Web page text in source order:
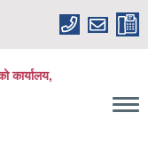
कार्यालय,